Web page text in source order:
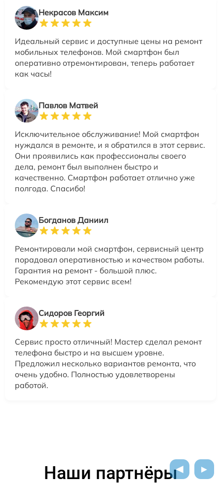
Некрасов Максим
Идеальный сервис и доступные цены на ремонт
мобильных телефонов. Мой смартфон был
оперативно отремонтирован, теперь работает
как часы!
Павлов Матвей
Исключительное обслуживание! Мой смартфон
нуждался в ремонте, и я обратился в этот сервис.
Они проявились как профессионалы своего
дела, ремонт был выполнен быстро и
качественно. Смартфон работает отлично уже
полгода. Спасибо!
Богданов Даниил
Ремонтировали мой смартфон, сервисный центр
порадовал оперативностью и качеством работы.
Гарантия на ремонт - большой плюс.
Рекомендую этот сервис всем!
Сидоров Георгий
Сервис просто отличный! Мастер сделал ремонт
телефона быстро и на высшем уровне.
Предложил несколько вариантов ремонта, что
очень удобно. Полностью удовлетворены
работой.
Наши партнёры